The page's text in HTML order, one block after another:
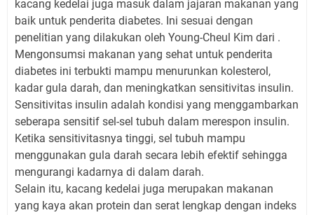
kacang kedelai juga masuk dalam jajaran makanan yang
baik untuk penderita diabetes. Ini sesuai dengan
penelitian yang dilakukan oleh Young-Cheul Kim dari .
Mengonsumsi makanan yang sehat untuk penderita
diabetes ini terbukti mampu menurunkan kolesterol,
kadar gula darah, dan meningkatkan sensitivitas insulin.
Sensitivitas insulin adalah kondisi yang menggambarkan
seberapa sensitif sel-sel tubuh dalam merespon insulin.
Ketika sensitivitasnya tinggi, sel tubuh mampu
menggunakan gula darah secara lebih efektif sehingga
mengurangi kadarnya di dalam darah.
Selain itu, kacang kedelai juga merupakan makanan
yang kaya akan protein dan serat lengkap dengan indeks